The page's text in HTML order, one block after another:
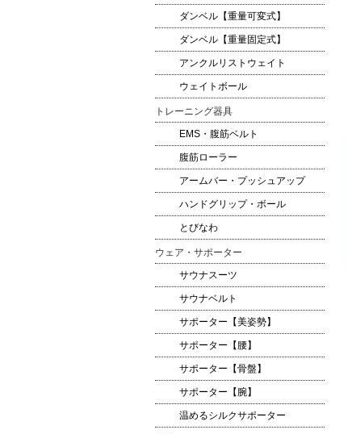
ダンベル【重量可変式】
ダンベル【重量固定式】
アンクルリストウェイト
ウェイトボール
トレーニング器具
EMS・腹筋ベルト
腹筋ローラー
アームバー・プッシュアップ
ハンドグリップ・ボール
とびなわ
ウェア・サポーター
サウナスーツ
サウナベルト
サポーター【美姿勢】
サポーター【腰】
サポーター【骨盤】
サポーター【腕】
温めるシルクサポーター